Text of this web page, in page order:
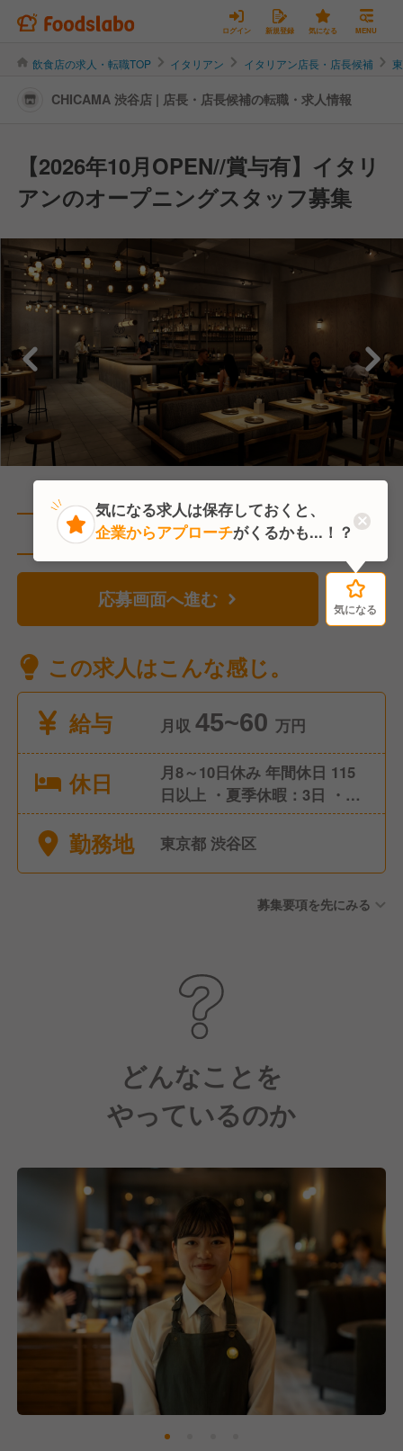
ログイン 新規登録 気になる MENU
飲食店の求人・転職TOP イタリアン イタリアン店長・店長候補
CHICAMA 渋谷店 | 店長・店長候補の転職・求人情報
【2026年10月OPEN//賞与有】イタリ
アンのオープニングスタッフ募集
直近9人がこの求人を検討中
応募画面へ進む 気になる
この求人はこんな感じ。
給与
月収 45~60 万円
休日
月8～10日休み 年間休日 115
日以上 ・夏季休暇：3日 ・冬
季休暇：3日 ・有給休暇あり
・連休取得可能 ■夏季休暇 ■
有給休暇 ■産休・育休
勤務地 東京都 渋谷区
募集要項を先にみる
どんなことを
やっているのか
気になる
気になる求人は保存しておくと、
企業からアプローチがくるかも...！？